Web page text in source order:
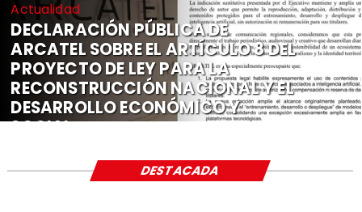
Actualidad
DECLARACIÓN PÚBLICA DE
ARCATEL SOBRE EL ARTÍCULO 8 DEL
PROYECTO DE LEY PARA LA
RECONSTRUCCIÓN NACIONAL Y EL
DESARROLLO ECONÓMICO Y
SOCIAL
DESTACADA